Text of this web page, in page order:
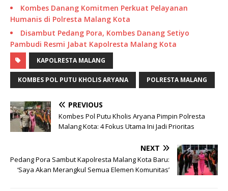
Kombes Danang Komitmen Perkuat Pelayanan
Humanis di Polresta Malang Kota
Disambut Pedang Pora, Kombes Danang Setiyo
Pambudi Resmi Jabat Kapolresta Malang Kota
KAPOLRESTA MALANG
KOMBES POL PUTU KHOLIS ARYANA POLRESTA MALANG
PREVIOUS
Kombes Pol Putu Kholis Aryana Pimpin Polresta
Malang Kota: 4 Fokus Utama Ini Jadi Prioritas
NEXT
Pedang Pora Sambut Kapolresta Malang Kota Baru:
‘Saya Akan Merangkul Semua Elemen Komunitas’